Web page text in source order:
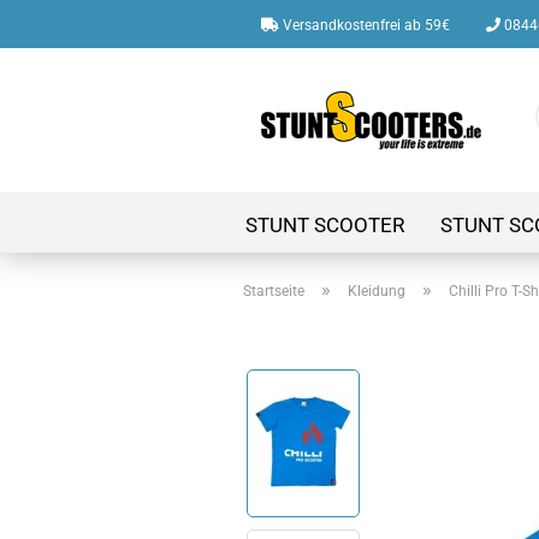
Versandkostenfrei ab 59€
STUNT SCOOTER STUNT
Startseite » Kleidung » Chilli Pro T-